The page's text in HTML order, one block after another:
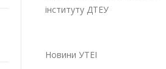
інституту ДТЕУ
Новини УТЕІ